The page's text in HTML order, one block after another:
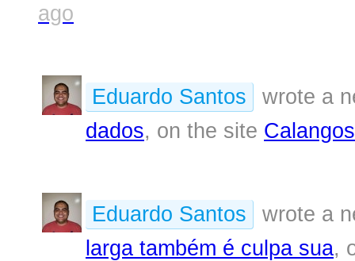
ago
Eduardo Santos
wrote a
dados, on the site
Eduardo Santos
wrote a
larga também é culpa sua,